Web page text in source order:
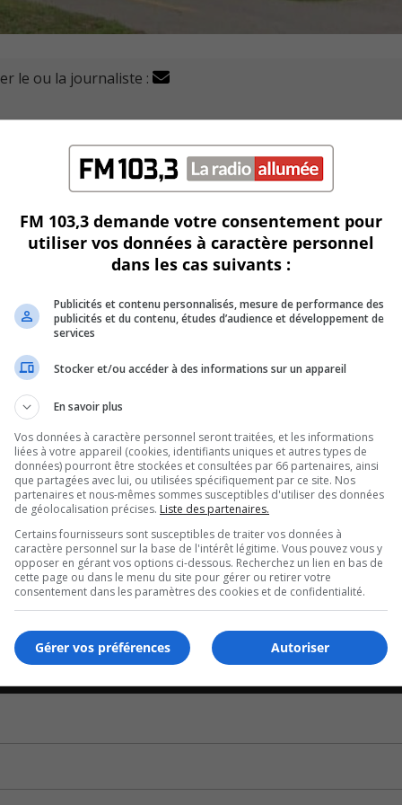
le ou la journaliste :
lundi une pétition pour demander à la municipalité de
la démolir.
des propriétés du quartier Préville en réparant ce
publique répondrait à des besoins communautaires et
à l’occasion de la consultation publique sur
Isabelle Gendron, croit que les élus privilégient des
d’avoir freiné en 2022 leur projet de vente du terrain
plusieurs projets au parc Préville dans les prochaines
du parc ait lieu après l’adoption du PTI résulte des
FM 103,3 demande votre consentement pour
utiliser vos données à caractère personnel
dans les cas suivants :
Publicités et contenu personnalisés, mesure de performance des
publicités et du contenu, études d’audience et développement de
services
Stocker et/ou accéder à des informations sur un appareil
En savoir plus
Vos données à caractère personnel seront traitées, et les informations
liées à votre appareil (cookies, identifiants uniques et autres types de
données) pourront être stockées et consultées par 66 partenaires, ainsi
que partagées avec lui, ou utilisées spécifiquement par ce site. Nos
partenaires et nous-mêmes sommes susceptibles d'utiliser des données
de géolocalisation précises. Liste des partenaires.
Certains fournisseurs sont susceptibles de traiter vos données à
caractère personnel sur la base de l'intérêt légitime. Vous pouvez vous y
opposer en gérant vos options ci-dessous. Recherchez un lien en bas de
cette page ou dans le menu du site pour gérer ou retirer votre
consentement dans les paramètres des cookies et de confidentialité.
Autoriser
Gérer vos préférences